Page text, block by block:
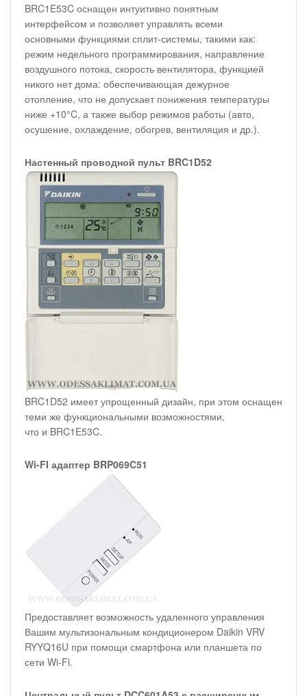
BRC1E53C оснащен интуитивно понятным
интерфейсом и позволяет управлять всеми
основными функциями сплит-системы, такими как:
режим недельного программирования, направление
воздушного потока, скорость вентилятора, функцией
никого нет дома: обеспечивающая дежурное
отопление, что не допускает понижения температуры
ниже +10°C, а также выбор режимов работы (авто,
осушение, охлаждение, обогрев, вентиляция и др.).
Настенный проводной пульт BRC1D52
BRC1D52 имеет упрощенный дизайн, при этом оснащен
теми же функциональными возможностями,
что и BRC1E53C.
Wi-FI адаптер BRP069C51
Предоставляет возможность удаленного управления
Вашим мультизональным кондиционером Daikin VRV
RYYQ16U при помощи смартфона или планшета по
сети Wi-Fi.